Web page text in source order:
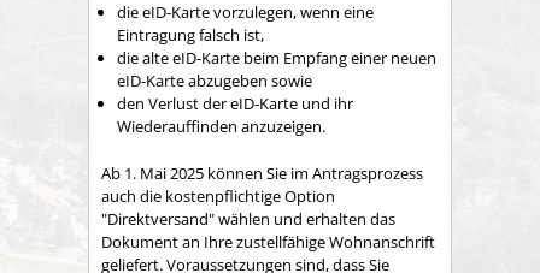
die eID-Karte vorzulegen, wenn eine
Eintragung falsch ist,
die alte eID-Karte beim Empfang einer neuen
eID-Karte abzugeben sowie
den Verlust der eID-Karte und ihr
Wiederauffinden anzuzeigen.
Ab 1. Mai 2025 können Sie im Antragsprozess
auch die kostenpflichtige Option
"Direktversand" wählen und erhalten das
Dokument an Ihre zustellfähige Wohnanschrift
geliefert.Voraussetzungen sind, dass Sie